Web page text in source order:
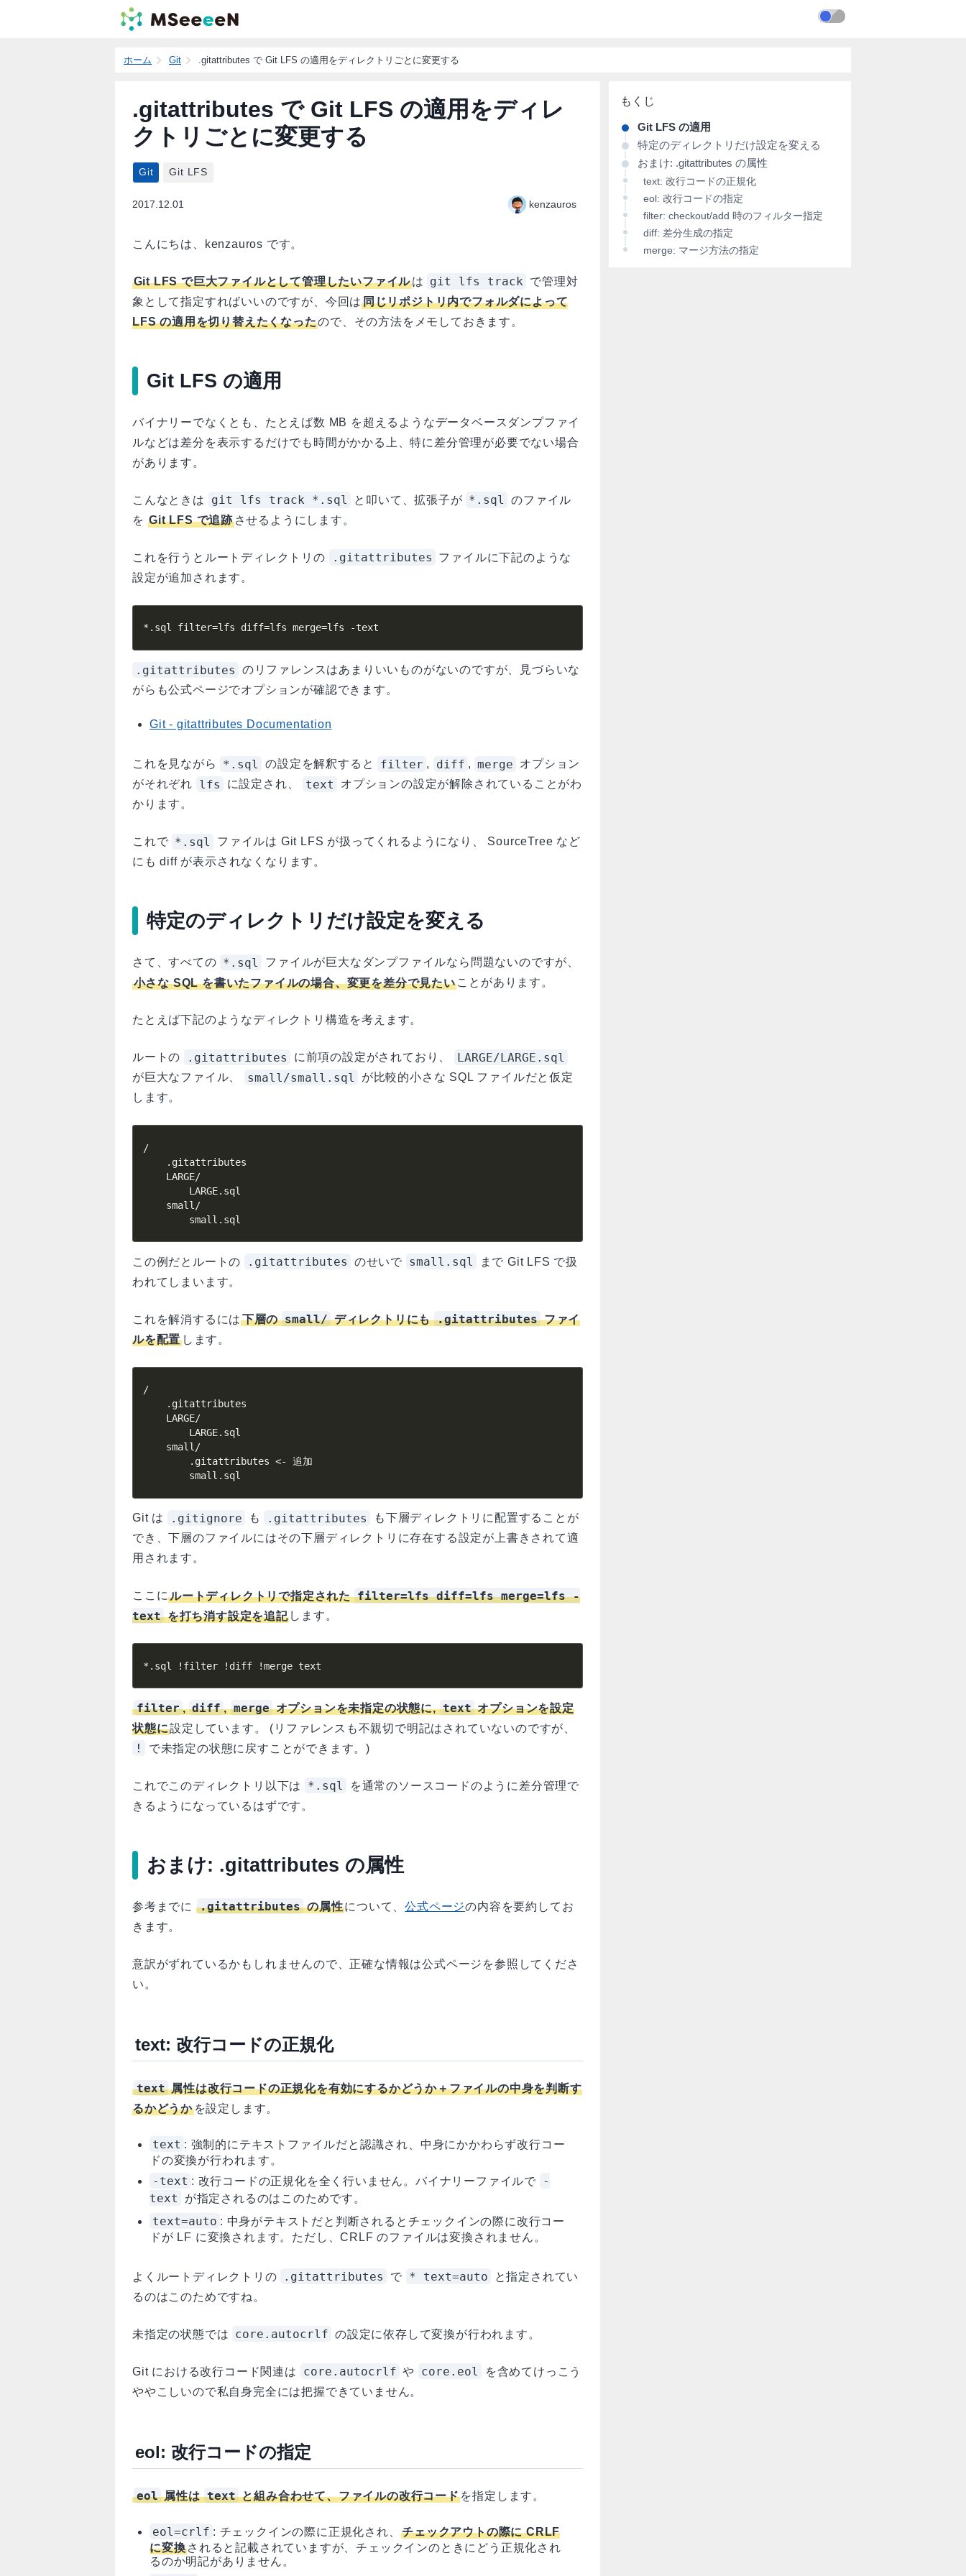
ホーム Git .gitattributes で Git LFS の適用をディレクトリごとに変更する
.gitattributes で Git LFS の適用をディレ
クトリごとに変更する
Git Git LFS
2017.12.01 kenzauros
こんにちは、kenzauros です。
Git LFS で巨大ファイルとして管理したいファイルは git lfs track
で管理対
象として指定すればいいのですが、今回は同じリポジトリ内でフォルダによって
LFS の適用を切り替えたくなったので、その方法をメモしておきます。
Git LFS の適用
バイナリーでなくとも、たとえば数 MB を超えるようなデータベースダンプファイ
ルなどは差分を表示するだけでも時間がかかる上、特に差分管理が必要でない場合
があります。
こんなときは git lfs track *.sql と叩いて、拡張子が *.sql
のファイル
を Git LFS で追跡させるようにします。
これを行うとルートディレクトリの .gitattributes
ファイルに下記のような
設定が追加されます。
*.sql filter=lfs diff=lfs merge=lfs -text
.gitattributes
のリファレンスはあまりいいものがないのですが、見づらいな
がらも公式ページでオプションが確認できます。
Git - gitattributes Documentation
これを見ながら *.sql の設定を解釈すると filter , diff , merge
オプション
がそれぞれ
lfs に設定され、 text
オプションの設定が解除されていることがわ
かります。
これで *.sql
ファイルは Git LFS が扱ってくれるようになり、 SourceTree など
にも diff が表示されなくなります。
特定のディレクトリだけ設定を変える
さて、すべての *.sql
ファイルが巨大なダンプファイルなら問題ないのですが、
小さな SQL を書いたファイルの場合、変更を差分で見たいことがあります。
たとえば下記のようなディレクトリ構造を考えます。
ルートの .gitattributes に前項の設定がされており、 LARGE/LARGE.sql
が巨大なファイル、 small/small.sql
が比較的小さな SQL ファイルだと仮定
します。
/
    .gitattributes
    LARGE/
        LARGE.sql
    small/
        small.sql
この例だとルートの .gitattributes のせいで small.sql
まで Git LFS で扱
われてしまいます。
これを解消するには下層の small/ ディレクトリにも .gitattributes ファイ
ルを配置します。
/
    .gitattributes
    LARGE/
        LARGE.sql
    small/
        .gitattributes <- 追加
        small.sql
Git は .gitignore も .gitattributes
も下層ディレクトリに配置することが
でき、下層のファイルにはその下層ディレクトリに存在する設定が上書きされて適
用されます。
ここにルートディレクトリで指定された filter=lfs diff=lfs merge=lfs -
text を打ち消す設定を追記 します。
*.sql !filter !diff !merge text
filter , diff , merge オプションを未指定の状態に, text オプションを設定
状態に設定しています。 (リファレンスも不親切で明記はされていないのですが、
! で未指定の状態に戻すことができます。)
これでこのディレクトリ以下は *.sql
を通常のソースコードのように差分管理で
きるようになっているはずです。
おまけ: .gitattributes の属性
参考までに .gitattributes の属性について、公式ページの内容を要約してお
きます。
意訳がずれているかもしれませんので、正確な情報は公式ページを参照してくださ
い。
text: 改行コードの正規化
text 属性は改行コードの正規化を有効にするかどうか＋ファイルの中身を判断す
るかどうかを設定します。
text : 強制的にテキストファイルだと認識され、中身にかかわらず改行コー
ドの変換が行われます。
-text : 改行コードの正規化を全く行いません。バイナリーファイルで
-
text
が指定されるのはこのためです。
text=auto : 中身がテキストだと判断されるとチェックインの際に改行コー
ドが LF に変換されます。ただし、CRLF のファイルは変換されません。
よくルートディレクトリの .gitattributes で * text=auto
と指定されてい
るのはこのためですね。
未指定の状態では core.autocrlf の設定に依存して変換が行われます。
Git における改行コード関連は core.autocrlf や core.eol
を含めてけっこう
ややこしいので私自身完全には把握できていません。
eol: 改行コードの指定
eol 属性は text と組み合わせて、ファイルの改行コードを指定します。
eol=crlf : チェックインの際に正規化され、 チェックアウトの際に CRLF
に変換 されると記載されていますが、チェックインのときにどう正規化され
るのか明記がありません。
Git LFS の適用
特定のディレクトリだけ設定を変える
おまけ: .gitattributes の属性
text: 改行コードの正規化
eol: 改行コードの指定
filter: checkout/add 時のフィルター指定
diff: 差分生成の指定
merge: マージ方法の指定